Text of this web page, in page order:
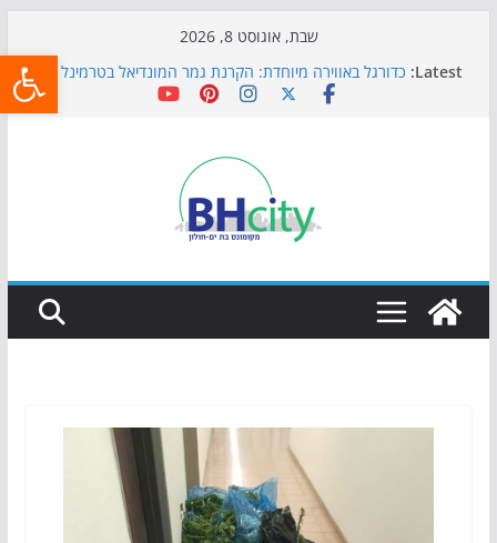
שבת, אוגוסט 8, 2026
Latest: כדורגל באווירה מיוחדת: הקרנת גמר המונדיאל בטרמינל
עיצוב בבת-ים
התמודדות והכנה לתקופת שינוי
אי ההרפתקאות ממשיך לכבוש את הגינות: מאות משפחות
השתתפו באירוע הקיץ בגן הי"א
חגיגות המאה מגיעות לחוף: מופע המזרקות חוזר לבת-ים